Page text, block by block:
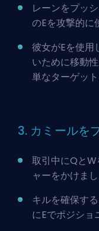
レーンをプッ
のEを攻撃的に
彼女がEを使用
いために移動
単なターゲット
3. カミールを
取引中にQと
ャーをかけまし
キルを確保す
にEでポジショ